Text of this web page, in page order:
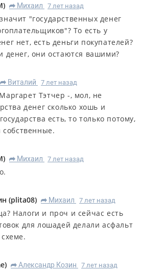
) R Михаил 7 лет назад
"государственных денег
То есть у
нет, есть деньги покупателей?
денег, они остаются вашими?
R Виталий 7 лет назад
Тэтчер -, мол, не
денег сколько хошь и
есть, то только потому,
собственные.
) R Михаил 7 лет назад
(plita08) R Михаил 7 лет назад
Налоги и проч и сейчас есть
для лошадей делали асфальт
) R Александр Козин 7 лет назад